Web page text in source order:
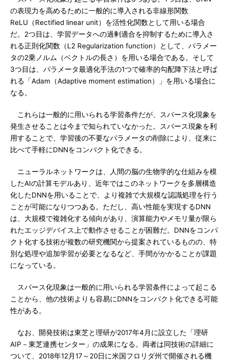
の表現力を高めるために一般的に導入される非線形関数
ReLU（Rectified linear unit）を活性化関数として用いる場合
だ。2つ目は、学習データへの過剰適合を抑制するために導入さ
れる正則化関数（L2 Regularization function）として、パラメー
タの2乗ノルム（ベクトルの長さ）を用いる場合である。そして
3つ目は、パラメータ最適化手法の1つで確率的勾配降下法と呼ば
れる「Adam（Adaptive moment estimation）」を用いる場合に
なる。
これらは一般的に用いられる学習条件だが、スパース化現象を
発生させることは今まで知られていなかった。スパース現象を利
用することで、学習後の不要なパラメータの削除により、従来に
比べて手軽にDNNをコンパクト化できる。
ニューラルネットワークは、人間の脳の生物学的な仕組みを模
したAIの計算モデルあり、近年ではこのネットワークを多層構造
化したDNNを用いることで、より複雑で大規模な認識処理を行う
ことが可能になりつつある。ただし、高い性能を実現するDNN
は、大規模で複雑化する傾向があり、演算能力やメモリ量が限ら
れたエッジデバイス上で動作させることが困難だ。DNNをコンパ
クト化する技術が複数の研究機関から提案されているものの、特
別な処理や追加学習が必要となるなど、手間がかかることが課題
になっている。
スパース化現象は一般的に用いられる学習条件によって起こる
ことから、他の技術よりも容易にDNNをコンパクト化できる可能
性がある。
なお、開発技術は東芝と理研が2017年4月に設立した「理研
AIP－東芝連携センター」の成果になる。両者は同技術の詳細に
ついて、2018年12月17～20日に米国フロリダ州で開催される機